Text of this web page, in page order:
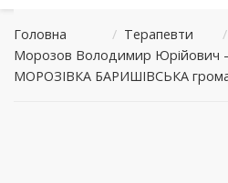
Головна / Терапевти
/
Морозов Володимир Юрійович –
МОРОЗІВКА БАРИШІВСЬКА